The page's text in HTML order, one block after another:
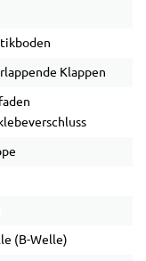
Klappen
(B-Welle)